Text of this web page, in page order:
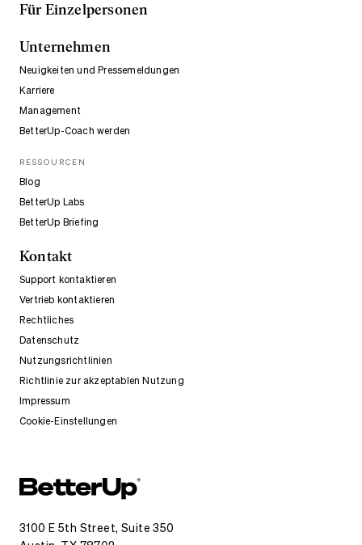
3100 E 5th Street, Suite 350
Für Einzelpersonen
Unternehmen
Neuigkeiten und Pressemeldungen
Karriere
Management
BetterUp-Coach werden
RESSOURCEN
Blog
BetterUp Labs
BetterUp Briefing
Kontakt
Support kontaktieren
Vertrieb kontaktieren
Rechtliches
Datenschutz
Nutzungsrichtlinien
Richtlinie zur akzeptablen Nutzung
Impressum
Cookie-Einstellungen